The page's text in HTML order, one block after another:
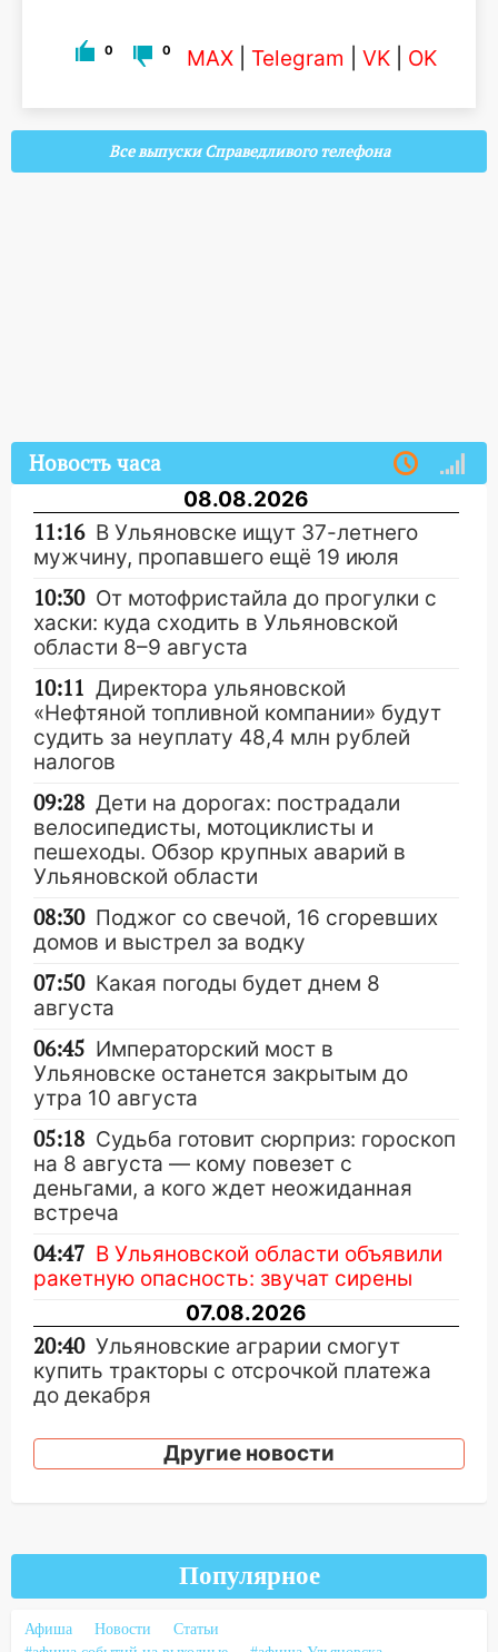
0 0 MAX Telegram VK OK
Все выпуски Справедливого телефона
Новость часа
08.08.2026
11:16 В Ульяновске ищут 37-летнего
мужчину, пропавшего ещё 19 июля
10:30 От мотофристайла до прогулки с
хаски: куда сходить в Ульяновской
области 8–9 августа
10:11 Директора ульяновской
«Нефтяной топливной компании» будут
судить за неуплату 48,4 млн рублей
налогов
09:28 Дети на дорогах: пострадали
велосипедисты, мотоциклисты и
пешеходы. Обзор крупных аварий в
Ульяновской области
08:30 Поджог со свечой, 16 сгоревших
домов и выстрел за водку
07:50 Какая погоды будет днем 8
августа
06:45 Императорский мост в
Ульяновске останется закрытым до
утра 10 августа
05:18 Судьба готовит сюрприз: гороскоп
на 8 августа — кому повезет с
деньгами, а кого ждет неожиданная
встреча
04:47 В Ульяновской области объявили
ракетную опасность: звучат сирены
07.08.2026
20:40 Ульяновские аграрии смогут
купить тракторы с отсрочкой платежа
до декабря
19:34 В следственном управлении
состоялось торжественное
Ульяновцев приглашают
поддержать «Симбирскую чебурашку»
на фестивале «ФормАРТ»
Другие новости
Популярное
Афиша Новости
Статьи